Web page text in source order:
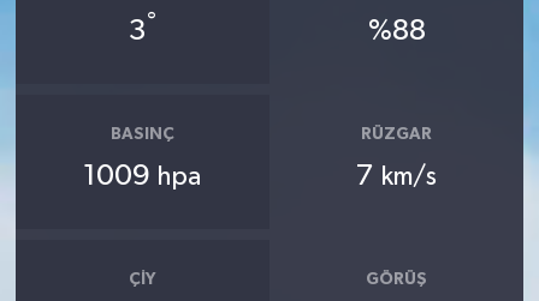
3° %88
BASINÇ
1009 hpa
RÜZGAR
7 km/s
ÇIY GÖRÜŞ